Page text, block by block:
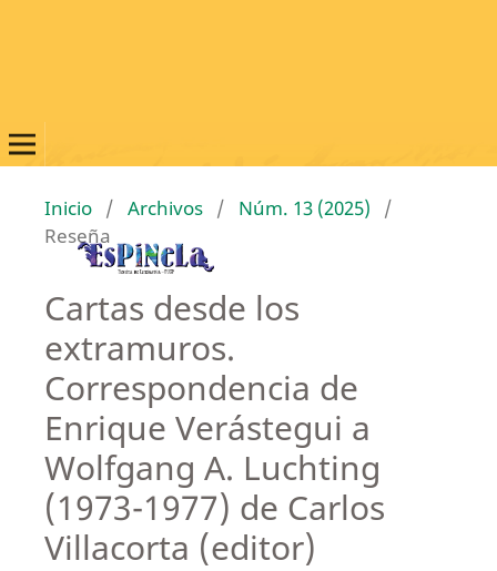
Inicio / Archivos / Núm. 13 (2025)
/
Reseña
Cartas desde los
extramuros.
Correspondencia de
Enrique Verástegui a
Wolfgang A. Luchting
(1973-1977) de Carlos
Villacorta (editor)